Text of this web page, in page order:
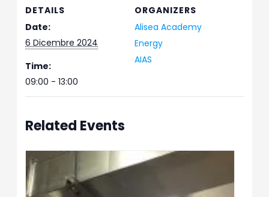
DETAILS
Date:
6 Dicembre 2024
Time:
09:00 - 13:00
ORGANIZERS
Alisea Academy
Energy
AIAS
Related Events